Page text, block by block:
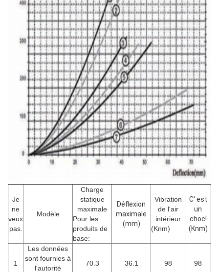
Je
ne
veux
pas.
Modèle
Charge
statique
maximale
Pour les
produits de
base:
Déflexion
maximale
(mm)
Vibration
de l'air
intérieur
(Knm)
C' est
un
choc!
(Knm)
1
Les données
sont fournies à
l'autorité
70.3 36.1 98 98